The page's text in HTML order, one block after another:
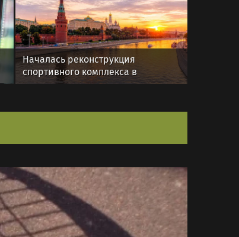
Началась реконструкция
спортивного комплекса в
Крылатском